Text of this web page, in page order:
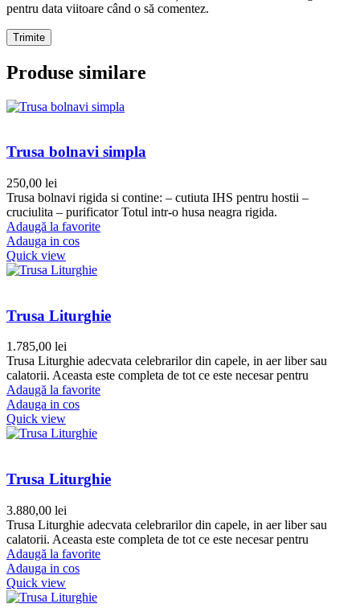
pentru data viitoare când o să comentez.
Produse similare
Trusa bolnavi simpla
250,00 lei
Trusa bolnavi rigida si contine: – cutiuta IHS pentru hostii –
cruciulita – purificator Totul intr-o husa neagra rigida.
Adaugă la favorite
Adauga in cos
Quick view
Trusa Liturghie
1.785,00 lei
Trusa Liturghie adecvata celebrarilor din capele, in aer liber sau
calatorii. Aceasta este completa de tot ce este necesar pentru
Adaugă la favorite
Adauga in cos
Quick view
Trusa Liturghie
3.880,00 lei
Trusa Liturghie adecvata celebrarilor din capele, in aer liber sau
calatorii. Aceasta este completa de tot ce este necesar pentru
Adaugă la favorite
Adauga in cos
Quick view